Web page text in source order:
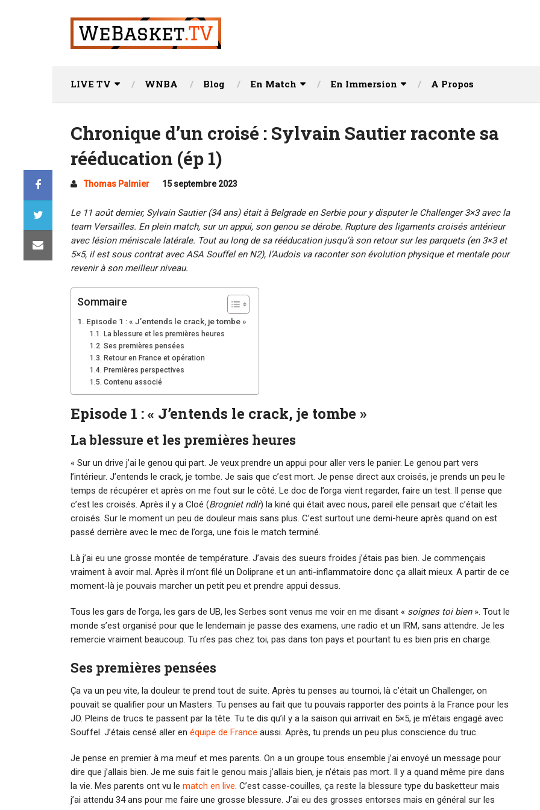
LIVE TV WNBA Blog En Match En Immersion A Propos
Chronique d’un croisé : Sylvain Sautier raconte sa
rééducation (ép 1)
Thomas Palmier 15 septembre 2023
Le 11 août dernier, Sylvain Sautier (34 ans) était à Belgrade en Serbie pour y disputer le Challenger 3×3 avec la
team Versailles. En plein match, sur un appui, son genou se dérobe. Rupture des ligaments croisés antérieur
avec lésion méniscale latérale. Tout au long de sa rééducation jusqu’à son retour sur les parquets (en 3×3 et
5×5, il est sous contrat avec ASA Souffel en N2), l’Audois va raconter son évolution physique et mentale pour
revenir à son meilleur niveau.
Sommaire
Episode 1 : « J’entends le crack, je tombe »
La blessure et les premières heures
Ses premières pensées
Retour en France et opération
Premières perspectives
Contenu associé
Episode 1 : « J’entends le crack, je tombe »
La blessure et les premières heures
« Sur un drive j’ai le genou qui part. Je veux prendre un appui pour aller vers le panier. Le genou part vers
l’intérieur. J’entends le crack, je tombe. Je sais que c’est mort. Je pense direct aux croisés, je prends un peu le
temps de récupérer et après on me fout sur le côté. Le doc de l’orga vient regarder, faire un test. Il pense que
c’est les croisés. Après il y a Cloé (Brogniet ndlr) la kiné qui était avec nous, pareil elle pensait que c’était les
croisés. Sur le moment un peu de douleur mais sans plus. C’est surtout une demi-heure après quand on est
passé derrière avec le mec de l’orga, une fois le match terminé.
Là j’ai eu une grosse montée de température. J’avais des sueurs froides j’étais pas bien. Je commençais
vraiment à avoir mal. Après il m’ont filé un Doliprane et un anti-inflammatoire donc ça allait mieux. A partir de ce
moment-là je pouvais marcher un petit peu et prendre appui dessus.
Tous les gars de l’orga, les gars de UB, les Serbes sont venus me voir en me disant « soignes toi bien». Tout le
monde s’est organisé pour que le lendemain je passe des examens, une radio et un IRM, sans attendre. Je les
remercie vraiment beaucoup. Tu n’es pas chez toi, pas dans ton pays et pourtant tu es bien pris en charge.
Ses premières pensées
Ça va un peu vite, la douleur te prend tout de suite. Après tu penses au tournoi, là c’était un Challenger, on
pouvait se qualifier pour un Masters. Tu penses au fait que tu pouvais rapporter des points à la France pour les
JO. Pleins de trucs te passent par la tête. Tu te dis qu’il y a la saison qui arrivait en 5×5, je m’étais engagé avec
Souffel. J’étais censé aller en équipe de France aussi. Après, tu prends un peu plus conscience du truc.
Je pense en premier à ma meuf et mes parents. On a un groupe tous ensemble j’ai envoyé un message pour
dire que j’allais bien. Je me suis fait le genou mais j’allais bien, je n’étais pas mort. Il y a quand même pire dans
la vie. Mes parents ont vu le match en live. C’est casse-couilles, ça reste la blessure type du basketteur mais
j’ai attendu 34 ans pour me faire une grosse blessure. J’ai eu des grosses entorses mais en général sur les